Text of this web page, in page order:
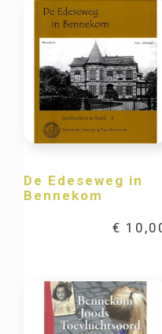
De Edeseweg in
Bennekom
€